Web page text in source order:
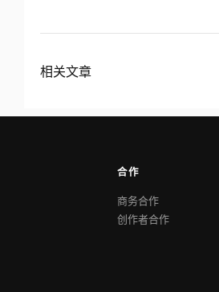
相关文章
合作
商务合作
创作者合作